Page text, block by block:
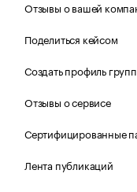
Отзывы о вашей
Поделиться кейсом
Создать профиль
Отзывы о сервисе
Сертифицированные
Лента публикаций